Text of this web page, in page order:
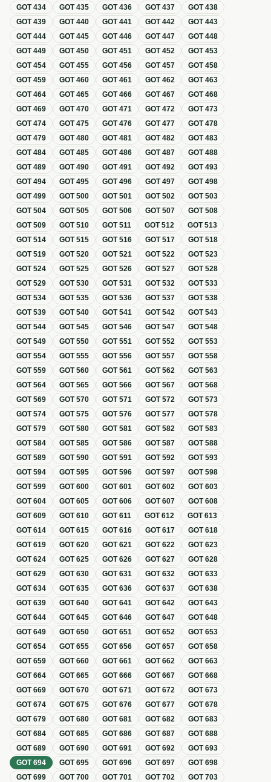
GOT434 GOT435 GOT436 GOT437 GOT438
GOT439 GOT440 GOT441 GOT442 GOT443
GOT444 GOT445 GOT446 GOT447 GOT448
GOT449 GOT450 GOT451 GOT452 GOT453
GOT454 GOT455 GOT456 GOT457 GOT458
GOT459 GOT460 GOT461 GOT462 GOT463
GOT464 GOT465 GOT466 GOT467 GOT468
GOT469 GOT470 GOT471 GOT472 GOT473
GOT474 GOT475 GOT476 GOT477 GOT478
GOT479 GOT480 GOT481 GOT482 GOT483
GOT484 GOT485 GOT486 GOT487 GOT488
GOT489 GOT490 GOT491 GOT492 GOT493
GOT494 GOT495 GOT496 GOT497 GOT498
GOT499 GOT500 GOT501 GOT502 GOT503
GOT504 GOT505 GOT506 GOT507 GOT508
GOT509 GOT510 GOT511 GOT512 GOT513
GOT514 GOT515 GOT516 GOT517 GOT518
GOT519 GOT520 GOT521 GOT522 GOT523
GOT524 GOT525 GOT526 GOT527 GOT528
GOT529 GOT530 GOT531 GOT532 GOT533
GOT534 GOT535 GOT536 GOT537 GOT538
GOT539 GOT540 GOT541 GOT542 GOT543
GOT544 GOT545 GOT546 GOT547 GOT548
GOT549 GOT550 GOT551 GOT552 GOT553
GOT554 GOT555 GOT556 GOT557 GOT558
GOT559 GOT560 GOT561 GOT562 GOT563
GOT564 GOT565 GOT566 GOT567 GOT568
GOT569 GOT570 GOT571 GOT572 GOT573
GOT574 GOT575 GOT576 GOT577 GOT578
GOT579 GOT580 GOT581 GOT582 GOT583
GOT584 GOT585 GOT586 GOT587 GOT588
GOT589 GOT590 GOT591 GOT592 GOT593
GOT594 GOT595 GOT596 GOT597 GOT598
GOT599 GOT600 GOT601 GOT602 GOT603
GOT604 GOT605 GOT606 GOT607 GOT608
GOT609 GOT610 GOT611 GOT612 GOT613
GOT614 GOT615 GOT616 GOT617 GOT618
GOT619 GOT620 GOT621 GOT622 GOT623
GOT624 GOT625 GOT626 GOT627 GOT628
GOT629 GOT630 GOT631 GOT632 GOT633
GOT634 GOT635 GOT636 GOT637 GOT638
GOT639 GOT640 GOT641 GOT642 GOT643
GOT644 GOT645 GOT646 GOT647 GOT648
GOT649 GOT650 GOT651 GOT652 GOT653
GOT654 GOT655 GOT656 GOT657 GOT658
GOT659 GOT660 GOT661 GOT662 GOT663
GOT664 GOT665 GOT666 GOT667 GOT668
GOT669 GOT670 GOT671 GOT672 GOT673
GOT674 GOT675 GOT676 GOT677 GOT678
GOT679 GOT680 GOT681 GOT682 GOT683
GOT684 GOT685 GOT686 GOT687 GOT688
GOT689 GOT690 GOT691 GOT692 GOT693
GOT694 GOT695 GOT696 GOT697 GOT698
GOT699 GOT700 GOT701 GOT702 GOT703